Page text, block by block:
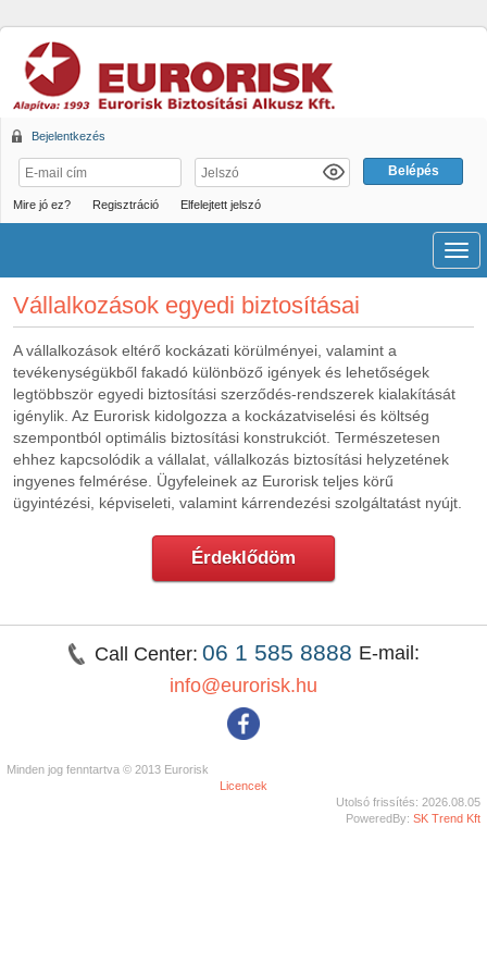
Bejelentkezés
Mire jó ez? Regisztráció Elfelejtett jelszó
Vállalkozások egyedi biztosításai
A vállalkozások eltérő kockázati körülményei, valamint a
tevékenységükből fakadó különböző igények és lehetőségek
legtöbbször egyedi biztosítási szerződés-rendszerek kialakítását
igénylik. Az Eurorisk kidolgozza a kockázatviselési és költség
szempontból optimális biztosítási konstrukciót. Természetesen
ehhez kapcsolódik a vállalat, vállalkozás biztosítási helyzetének
ingyenes felmérése. Ügyfeleinek az Eurorisk teljes körű
ügyintézési, képviseleti, valamint kárrendezési szolgáltatást nyújt.
Érdeklődöm
Call Center: 06 1 585 8888 E-mail:
info@eurorisk.hu
Minden jog fenntartva © 2013 Eurorisk
Licencek
Utolsó frissítés: 2026.08.05
PoweredBy: SK Trend Kft